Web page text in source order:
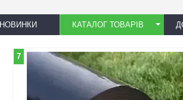
НОВИНКИ КАТАЛОГ ТОВАРІВ
7